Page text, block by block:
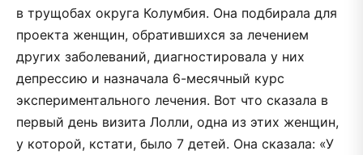
в трущобах округа Колумбия. Она подбирала для
проекта женщин, обратившихся за лечением
других заболеваний, диагностировала у них
депрессию и назначала 6-месячный курс
экспериментального лечения. Вот что сказала в
первый день визита Лолли, одна из этих женщин,
у которой, кстати, было 7 детей. Она сказала: «У